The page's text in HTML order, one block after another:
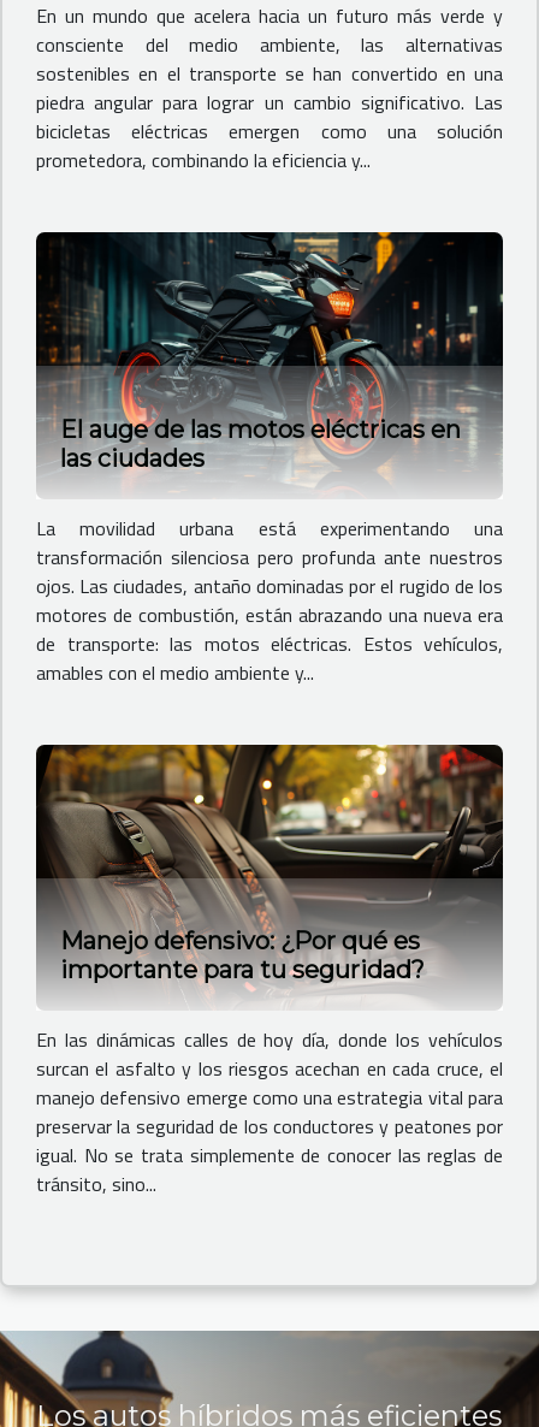
En un mundo que acelera hacia un futuro más verde y
consciente del medio ambiente, las alternativas
sostenibles en el transporte se han convertido en una
piedra angular para lograr un cambio significativo. Las
bicicletas eléctricas emergen como una solución
prometedora, combinando la eficiencia y...
El auge de las motos eléctricas en
las ciudades
La movilidad urbana está experimentando una
transformación silenciosa pero profunda ante nuestros
ojos. Las ciudades, antaño dominadas por el rugido de los
motores de combustión, están abrazando una nueva era
de transporte: las motos eléctricas. Estos vehículos,
amables con el medio ambiente y...
Manejo defensivo: ¿Por qué es
importante para tu seguridad?
En las dinámicas calles de hoy día, donde los vehículos
surcan el asfalto y los riesgos acechan en cada cruce, el
manejo defensivo emerge como una estrategia vital para
preservar la seguridad de los conductores y peatones por
igual. No se trata simplemente de conocer las reglas de
tránsito, sino...
Los autos híbridos más eficientes